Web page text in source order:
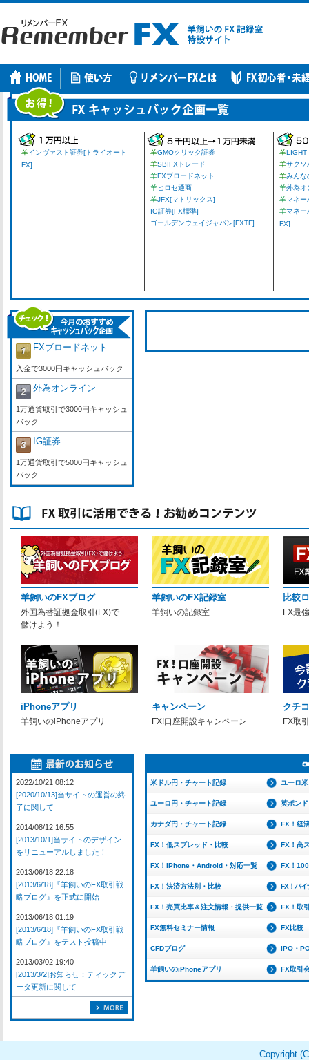
羊インヴァスト証券[トライオート
FX]
羊GMOクリック証券
羊SBIFXトレード
羊FXブロードネット
羊ヒロセ通商
羊JFX[マトリックス]
IG証券[FX標準]
ゴールデンウェイジャパン[FXTF]
羊LIGHT
羊サクソ
羊みんな
羊外為オ
羊マネー
羊マネー
FX]
FXブロードネット
入金で3000円キャッシュバック
外為オンライン
1万通貨取引で3000円キャッシュ
バック
IG証券
1万通貨取引で5000円キャッシュ
バック
羊飼いのFXブログ
外国為替証拠金取引(FX)で
儲けよう！
羊飼いのFX記録室
羊飼いの記録室
比較
FX最
iPhoneアプリ
羊飼いのiPhoneアプリ
キャンペーン
FX!口座開設キャンペーン
クチ
FX取
米ドル円・チャート記録 ユーロ
ユーロ円・チャート記録 英ポン
カナダ円・チャート記録 FX！経
FX！低スプレッド・比較 FX！高
FX！iPhone・Android・対応一覧 FX！
FX！決済方法別・比較 FX！バイ
FX！売買比率＆注文情報・提供一覧 FX！取
FX無料セミナー情報 FX比較
CFDブログ IPO・
羊飼いのiPhoneアプリ FX取引
2022/10/21 08:12
[2020/10/13]当サイトの運営の終
了に関して
2014/08/12 16:55
[2013/10/1]当サイトのデザイン
をリニューアルしました！
2013/06/18 22:18
[2013/6/18]『羊飼いのFX取引戦
略ブログ』を正式に開始
2013/06/18 01:19
[2013/6/18]『羊飼いのFX取引戦
略ブログ』をテスト投稿中
2013/03/02 19:40
[2013/3/2]お知らせ：ティックデ
ータ更新に関して
Copyright